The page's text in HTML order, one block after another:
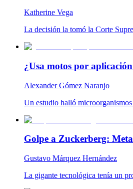
Katherine Vega
La decisión la tomó la Corte
¿Usa motos por
Alexander Gómez Naranjo
Un estudio halló
Golpe a Zuckerberg:
Gustavo Márquez Hernández
La gigante tecnológica tenía un